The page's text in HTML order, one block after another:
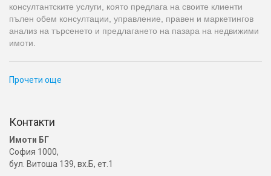
консултантските услуги, която предлага на своите клиенти
пълен обем консултации, управление, правен и маркетингов
анализ на търсенето и предлагането на пазара на недвижими
имоти.
Прочети още
Контакти
Имоти БГ
София 1000,
бул. Витоша 139, вх.Б, ет.1